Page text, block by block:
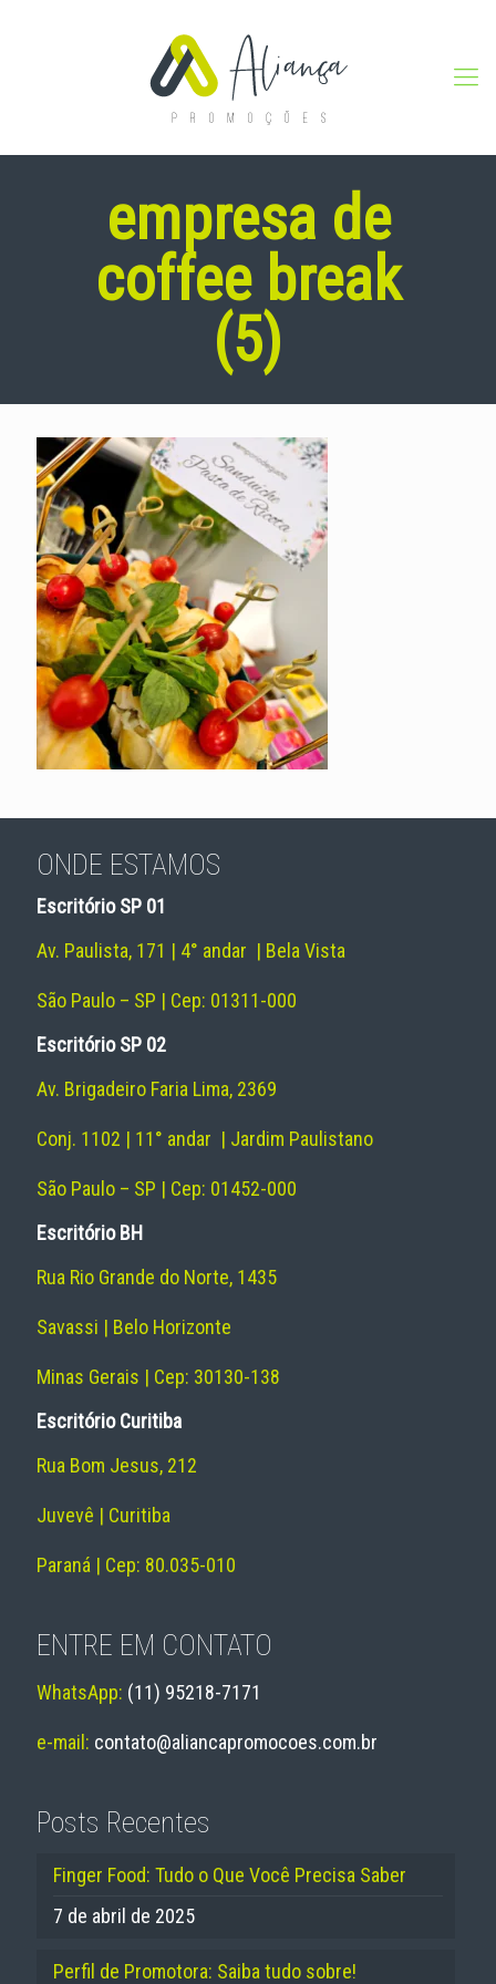
empresa de
coffee break
(5)
ONDE ESTAMOS
Escritório SP 01
Av. Paulista, 171 | 4° andar | Bela Vista
São Paulo – SP | Cep: 01311-000
Escritório SP 02
Av. Brigadeiro Faria Lima, 2369
Conj. 1102 | 11° andar | Jardim Paulistano
São Paulo – SP | Cep: 01452-000
Escritório BH
Rua Rio Grande do Norte, 1435
Savassi | Belo Horizonte
Minas Gerais | Cep: 30130-138
Escritório Curitiba
Rua Bom Jesus, 212
Juvevê | Curitiba
Paraná | Cep: 80.035-010
ENTRE EM CONTATO
WhatsApp: (11) 95218-7171
e-mail: contato@aliancapromocoes.com.br
Posts Recentes
Finger Food: Tudo o Que Você Precisa Saber
7 de abril de 2025
Perfil de Promotora: Saiba tudo sobre!